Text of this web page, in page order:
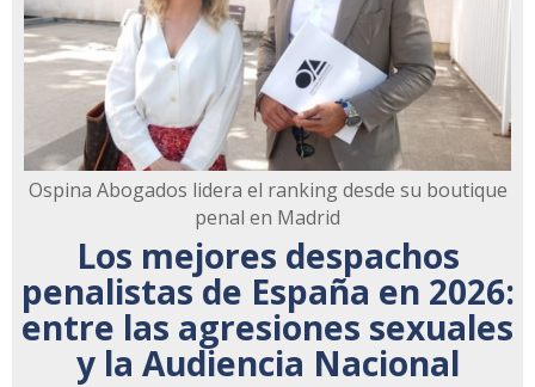
Ospina Abogados lidera el ranking desde su boutique
penal en Madrid
Los mejores despachos
penalistas de España en 2026:
entre las agresiones sexuales
y la Audiencia Nacional